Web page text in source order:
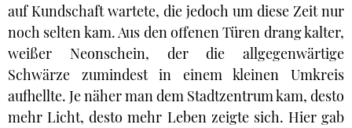
auf Kundschaft wartete, die jedoch um diese Zeit nur
noch selten kam. Aus den offenen Türen drang kalter,
weißer Neonschein, der die allgegenwärtige
Schwärze zumindest in einem kleinen Umkreis
aufhellte. Je näher man dem Stadtzentrum kam, desto
mehr Licht, desto mehr Leben zeigte sich. Hier gab